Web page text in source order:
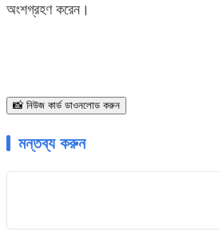
অংশগ্রহণ করেন।
📸 নিউজ কার্ড ডাওনলোড করুন
মন্তব্য করুন